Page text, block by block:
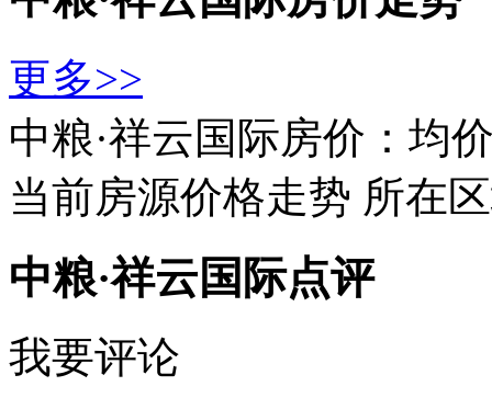
更多>>
中粮·祥云国际房价：均
当前房源价格走势 所在
中粮·祥云国际点评
我要评论